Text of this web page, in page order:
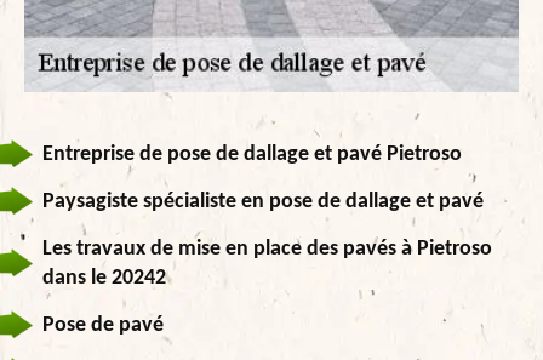
Entreprise de pose de dallage et pavé Pietroso
Paysagiste spécialiste en pose de dallage et pavé
Les travaux de mise en place des pavés à Pietroso
dans le 20242
Pose de pavé